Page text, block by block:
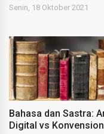
Senin, 18 Oktober 2021
Bahasa dan Sastra:
Digital vs